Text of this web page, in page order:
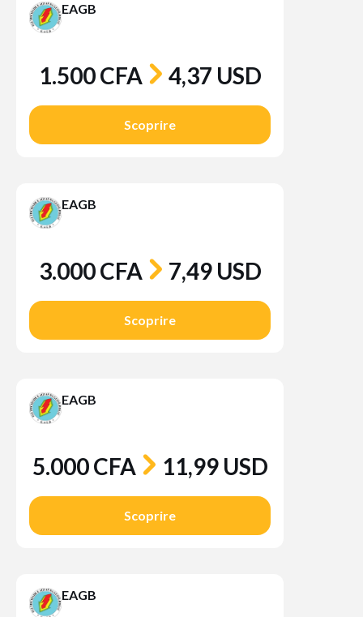
EAGB
1.500 CFA 4,37 USD
Scoprire
EAGB
3.000 CFA 7,49 USD
Scoprire
EAGB
5.000 CFA 11,99 USD
Scoprire
EAGB